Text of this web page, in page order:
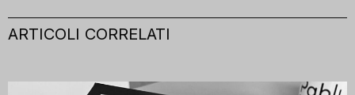
ARTICOLI CORRELATI